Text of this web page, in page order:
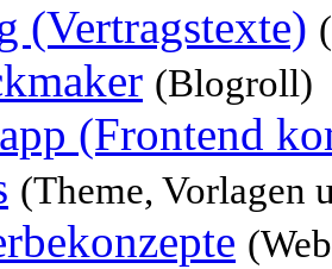
(Vertragstexte)
(Blogroll)
(Frontend
(Theme, Vorlagen